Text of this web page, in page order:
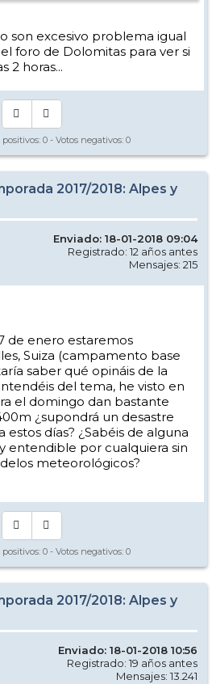
son excesivo problema igual
foro de Dolomitas para ver si
2 horas...
positivos: 0 - Votos negativos: 0
2017/2018: Alpes y
Enviado: 18-01-2018 09:04
Registrado: 12 años antes
Mensajes: 215
de enero estaremos
Suiza (campamento base
saber qué opináis de la
del tema, he visto en
el domingo dan bastante
¿supondrá un desastre
estos días? ¿Sabéis de alguna
entendible por cualquiera sin
meteorológicos?
positivos: 0 - Votos negativos: 0
2017/2018: Alpes y
Enviado: 18-01-2018 10:56
Registrado: 19 años antes
Mensajes: 13.241